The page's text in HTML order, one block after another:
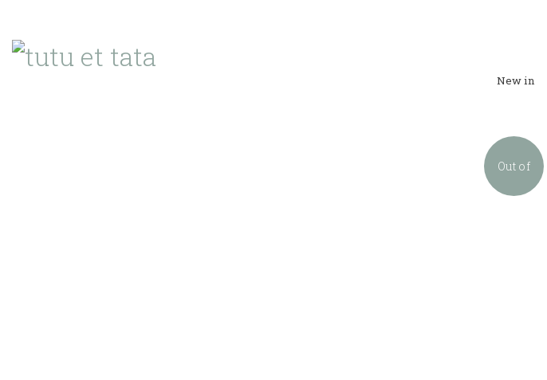
New in
Out of